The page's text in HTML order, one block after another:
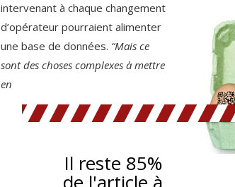
intervenant à chaque changement
d’opérateur pourraient alimenter
une base de données. “Mais ce
sont des choses complexes à mettre
en
Il reste 85%